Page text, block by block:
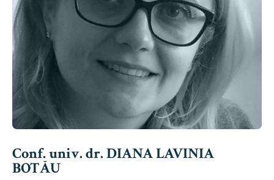
Conf. univ. dr. DIANA LAVINIA
BOTĂU